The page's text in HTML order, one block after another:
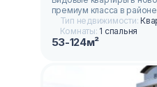
премиум класса в
Тип недвижимости:
Комнаты: 1 спальня
53-124м²